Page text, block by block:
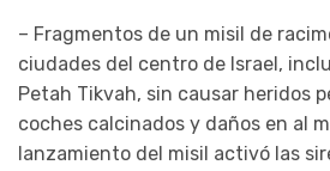
– Fragmentos de un misil de
ciudades del centro de Israel,
Petah Tikvah, sin causar heridos
coches calcinados y daños en al
lanzamiento del misil activó las